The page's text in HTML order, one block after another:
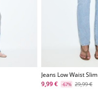
Jeans Low Waist Slim
9,99 €
-67% 29,99 €